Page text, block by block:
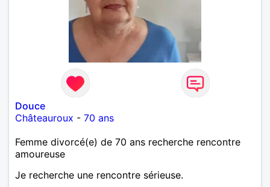
Douce
Châteauroux - 70 ans
Femme divorcé(e) de 70 ans recherche rencontre
amoureuse
Je recherche une rencontre sérieuse.